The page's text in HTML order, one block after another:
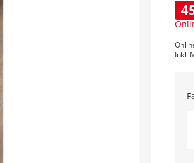
Inkl.